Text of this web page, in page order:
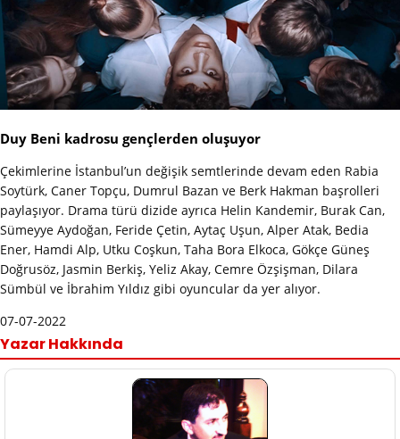
Duy Beni kadrosu gençlerden oluşuyor
Çekimlerine İstanbul’un değişik semtlerinde devam eden Rabia
Soytürk, Caner Topçu, Dumrul Bazan ve Berk Hakman başrolleri
paylaşıyor. Drama türü dizide ayrıca Helin Kandemir, Burak Can,
Sümeyye Aydoğan, Feride Çetin, Aytaç Uşun, Alper Atak, Bedia
Ener, Hamdi Alp, Utku Coşkun, Taha Bora Elkoca, Gökçe Güneş
Doğrusöz, Jasmin Berkiş, Yeliz Akay, Cemre Özşişman, Dilara
Sümbül ve İbrahim Yıldız gibi oyuncular da yer alıyor.
07-07-2022
Yazar Hakkında